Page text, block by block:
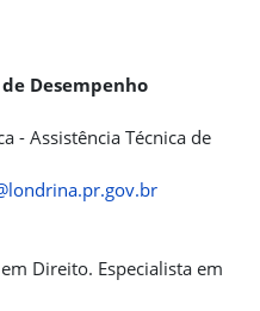
Desempenho
- Assistência Técnica de
Direito. Especialista em